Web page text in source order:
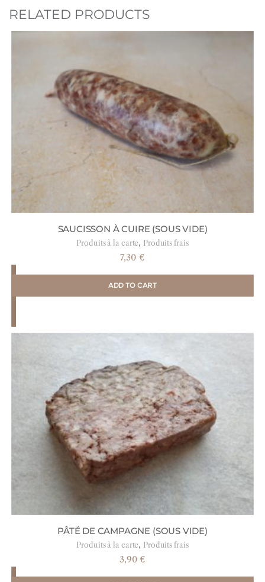
RELATED PRODUCTS
SAUCISSON À CUIRE (SOUS VIDE)
Produits à la carte, Produits frais
7,30 €
ADD TO CART
PÂTÉ DE CAMPAGNE (SOUS VIDE)
Produits à la carte, Produits frais
3,90€